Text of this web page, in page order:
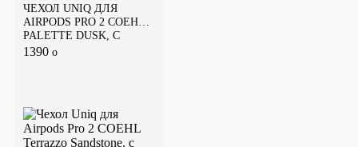
ЧЕХОЛ UNIQ ДЛЯ
AIRPODS PRO 2 COEHL
PALETTE DUSK, С
КАРАБИНОМ
1390 o